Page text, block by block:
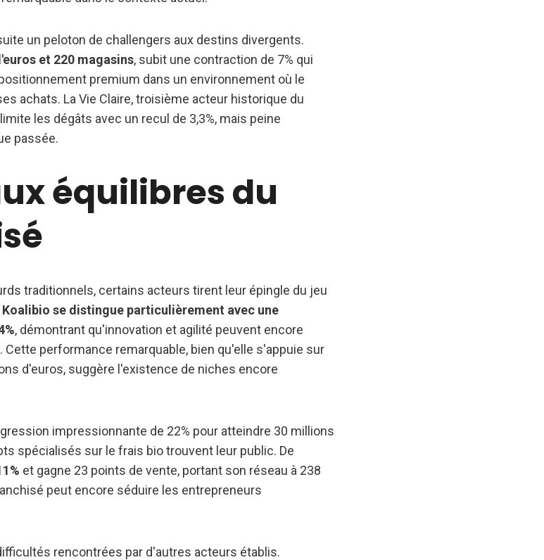
un peloton de challengers aux destins divergents.
et 220 magasins, subit une contraction de 7% qui
premium dans un environnement où le
achats. La Vie Claire, troisième acteur historique du
les dégâts avec un recul de 3,3%, mais peine
passée.
équilibres du
traditionnels, certains acteurs tirent leur épingle du jeu
Koalibio se distingue particulièrement avec une
, démontrant qu'innovation et agilité peuvent encore
Cette performance remarquable, bien qu'elle s'appuie sur
d'euros, suggère l'existence de niches encore
impressionnante de 22% pour atteindre 30 millions
spécialisés sur le frais bio trouvent leur public. De
et gagne 23 points de vente, portant son réseau à 238
peut encore séduire les entrepreneurs
rencontrées par d'autres acteurs établis.